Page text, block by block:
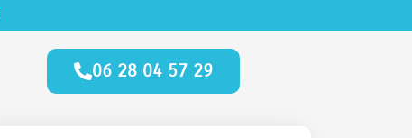
06 28 04 57 29